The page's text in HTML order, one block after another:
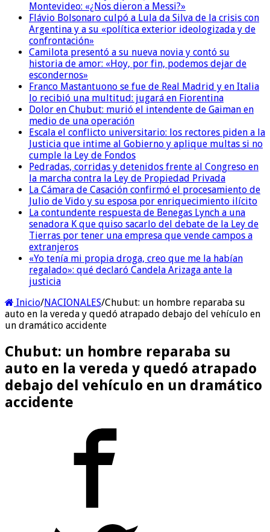
Montevideo: «¿Nos dieron a Messi?»
Flávio Bolsonaro culpó a Lula da Silva de la crisis con
Argentina y a su «política exterior ideologizada y de
confrontación»
Camilota presentó a su nueva novia y contó su
historia de amor: «Hoy, por fin, podemos dejar de
escondernos»
Franco Mastantuono se fue de Real Madrid y en Italia
lo recibió una multitud: jugará en Fiorentina
Dolor en Chubut: murió el intendente de Gaiman en
medio de una operación
Escala el conflicto universitario: los rectores piden a la
Justicia que intime al Gobierno y aplique multas si no
cumple la Ley de Fondos
Pedradas, corridas y detenidos frente al Congreso en
la marcha contra la Ley de Propiedad Privada
La Cámara de Casación confirmó el procesamiento de
Julio de Vido y su esposa por enriquecimiento ilícito
La contundente respuesta de Benegas Lynch a una
senadora K que quiso sacarlo del debate de la Ley de
Tierras por tener una empresa que vende campos a
extranjeros
«Yo tenía mi propia droga, creo que me la habían
regalado»: qué declaró Candela Arizaga ante la
justicia
Inicio/NACIONALES/Chubut: un hombre reparaba su
auto en la vereda y quedó atrapado debajo del vehículo en
un dramático accidente
Chubut: un hombre reparaba su
auto en la vereda y quedó atrapado
debajo del vehículo en un dramático
accidente